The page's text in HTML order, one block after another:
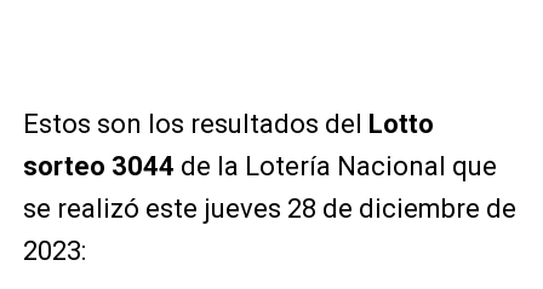
Estos son los resultados del
Lotto
sorteo 3044 de la Lotería Nacional que
se realizó este jueves 28 de diciembre de
2023: